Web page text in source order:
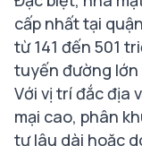
cấp nhất tại
từ 141 đến 501
tuyến đường lớn
Với vị trí đắc địa
mại cao, phân
tư lâu dài hoặc